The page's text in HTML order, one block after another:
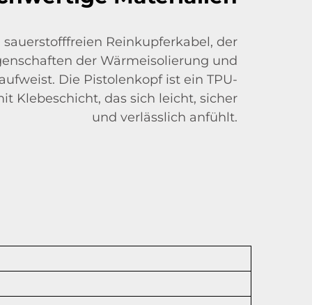
Reinkupferkabel, der
der Wärmeisolierung und
Die Pistolenkopf ist ein TPU-
Klebeschicht, das sich leicht, sicher
und verlässlich anfühlt.